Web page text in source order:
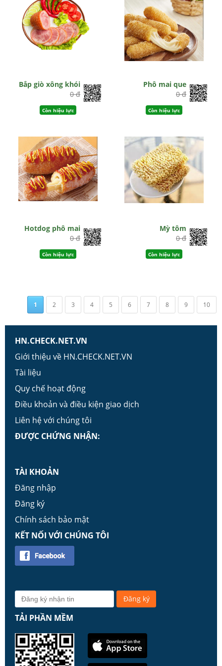
Bắp giò xông khói
0 đ
Còn hiệu lực
Phô mai que
0 đ
Còn hiệu lực
Hotdog phô mai
0 đ
Còn hiệu lực
Mỳ tôm
0 đ
Còn hiệu lực
1 2 3 4 5 6 7 8 9 10
HN.CHECK.NET.VN
Giới thiệu về HN.CHECK.NET.VN
Tài liệu
Quy chế hoạt động
Điều khoản và điều kiện giao dịch
Liên hệ với chúng tôi
ĐƯỢC CHỨNG NHẬN:
TÀI KHOẢN
Đăng nhập
Đăng ký
Chính sách bảo mật
KẾT NỐI VỚI CHÚNG TÔI
TẢI PHẦN MỀM